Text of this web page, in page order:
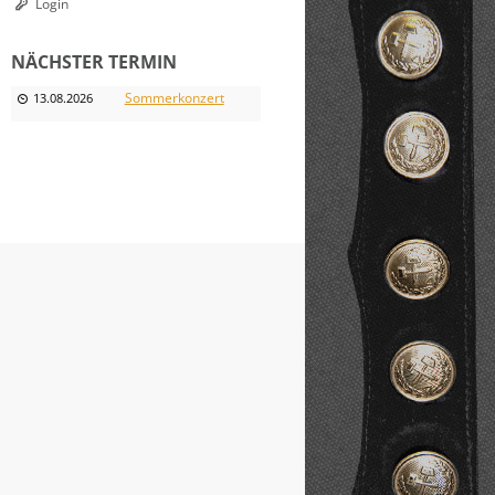
Login
NÄCHSTER TERMIN
13.08.2026 Sommerkonzert